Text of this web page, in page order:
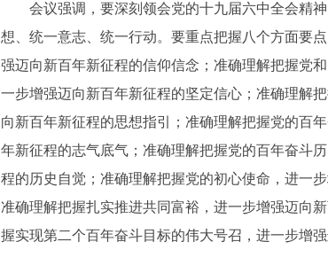
会议强调，要深刻领会党的十九届六中全会精神
想、统一意志、统一行动。要重点把握八个方面要
强迈向新百年新征程的信仰信念；准确理解把握党
一步增强迈向新百年新征程的坚定信心；准确理解
向新百年新征程的思想指引；准确理解把握党的百
年新征程的志气底气；准确理解把握党的百年奋斗
程的历史自觉；准确理解把握党的初心使命，进一
准确理解把握扎实推进共同富裕，进一步增强迈向
握实现第二个百年奋斗目标的伟大号召，进一步增